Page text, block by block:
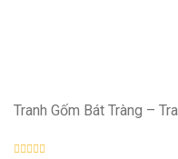
Tranh Gốm Bát Tràng –